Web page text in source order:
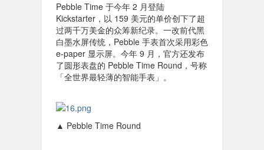
Pebble Time 于今年 2 月登陆
Kickstarter，以 159 美元的单价创下了超
过两千万美金的众筹新纪录。一改前代黑
白墨水屏传统，Pebble 手表首次采用彩色
e-paper 显示屏。今年 9 月，官方还发布
了圆形表盘的 Pebble Time Round，号称
「全世界最轻薄的智能手表」。
▲ Pebble Time Round